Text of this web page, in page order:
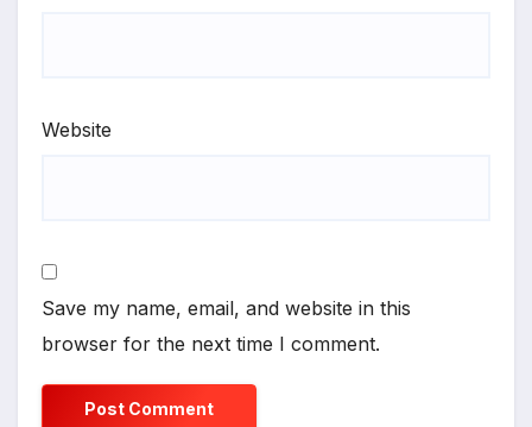
Website
Save my name, email, and website in this
browser for the next time I comment.